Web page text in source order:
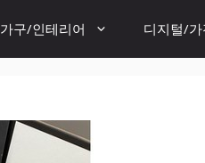
가구/인테리어 디지털/가